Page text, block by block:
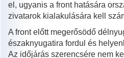
el, ugyanis a front hatására
zivatarok kialakulására kell
A front előtt megerősödő
északnyugatira fordul és
Az időjárás szerencsére nem